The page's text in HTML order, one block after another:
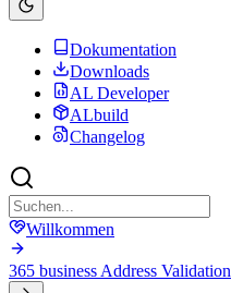
Dokumentation
Downloads
AL Developer
ALbuild
Changelog
Willkommen
365 business Address Validation